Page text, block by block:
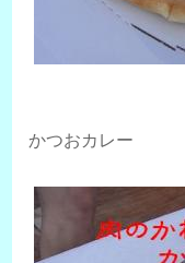
かつおカレー